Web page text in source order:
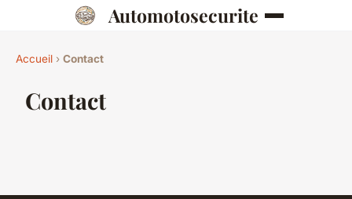
Automotosecurite
Accueil › Contact
Contact